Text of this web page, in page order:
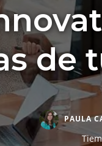
de
PAULA